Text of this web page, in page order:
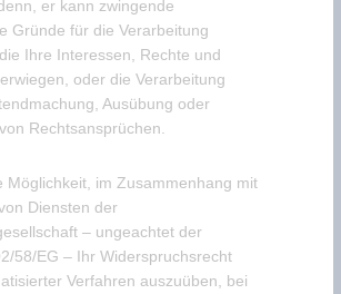
er kann zwingende
Gründe für die Verarbeitung
Ihre Interessen, Rechte und
oder die Verarbeitung
Ausübung oder
Rechtsansprüchen.
Möglichkeit, im Zusammenhang mit
Diensten der
– ungeachtet der
58/EG – Ihr Widerspruchsrecht
Verfahren auszuüben, bei